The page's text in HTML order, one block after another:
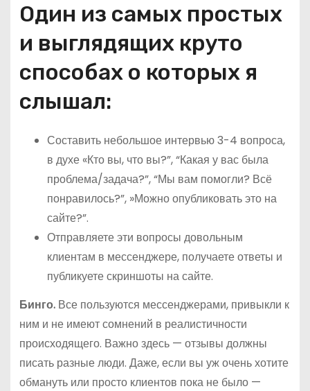
Один из самых простых
и выглядящих круто
способах о которых я
слышал:
Составить небольшое интервью 3-4 вопроса,
в духе «Кто вы, что вы?”, “Какая у вас была
проблема/задача?”, “Мы вам помогли? Всё
понравилось?”, »Можно опубликовать это на
сайте?”.
Отправляете эти вопросы довольным
клиентам в мессенджере, получаете ответы и
публикуете скриншоты на сайте.
Бинго.Все пользуются мессенджерами, привыкли к
ним и не имеют сомнений в реалистичности
происходящего. Важно здесь — отзывы должны
писать разные люди. Даже, если вы уж очень хотите
обмануть или просто клиентов пока не было —